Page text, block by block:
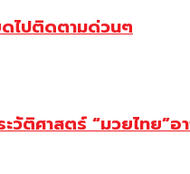
ดไปติดตามด่วนๆ
วัติศาสตร์ “มวยไทย”